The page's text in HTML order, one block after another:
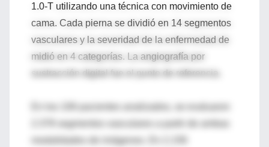
1.0-T utilizando una técnica con movimiento de
cama. Cada pierna se dividió en 14 segmentos
vasculares y la severidad de la enfermedad de
midió en 4 categorías. La angiografía por
sustracción digital fue el punto de referencia.
2.378 segmentos vasculares a partir de ambas
modalidades de imágenes. En 2.156